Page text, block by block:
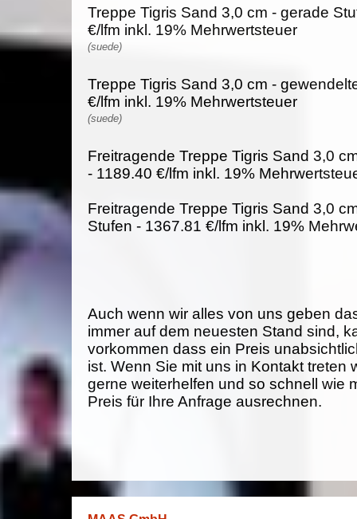
Treppe Tigris Sand 3,0 cm - gerade
€/lfm inkl. 19% Mehrwertsteuer
(suede)
Treppe Tigris Sand 3,0 cm -
€/lfm inkl. 19% Mehrwertsteuer
(suede)
Freitragende Treppe Tigris Sand 3,0
- 1189.40 €/lfm inkl. 19%
Freitragende Treppe Tigris Sand 3,0
Stufen - 1367.81 €/lfm inkl. 19%
Auch wenn wir alles von uns geben
immer auf dem neuesten Stand sind,
vorkommen dass ein Preis
ist. Wenn Sie mit uns in Kontakt treten
gerne weiterhelfen und so schnell wie
Preis für Ihre Anfrage ausrechnen.